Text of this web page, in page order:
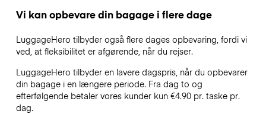
Vi kan opbevare din bagage i flere dage
LuggageHero tilbyder også flere dages opbevaring, fordi vi
ved, at fleksibilitet er afgørende, når du rejser.
LuggageHero tilbyder en lavere dagspris, når du opbevarer
din bagage i en længere periode. Fra dag to og
efterfølgende betaler vores kunder kun €4.90 pr. taske pr.
dag.